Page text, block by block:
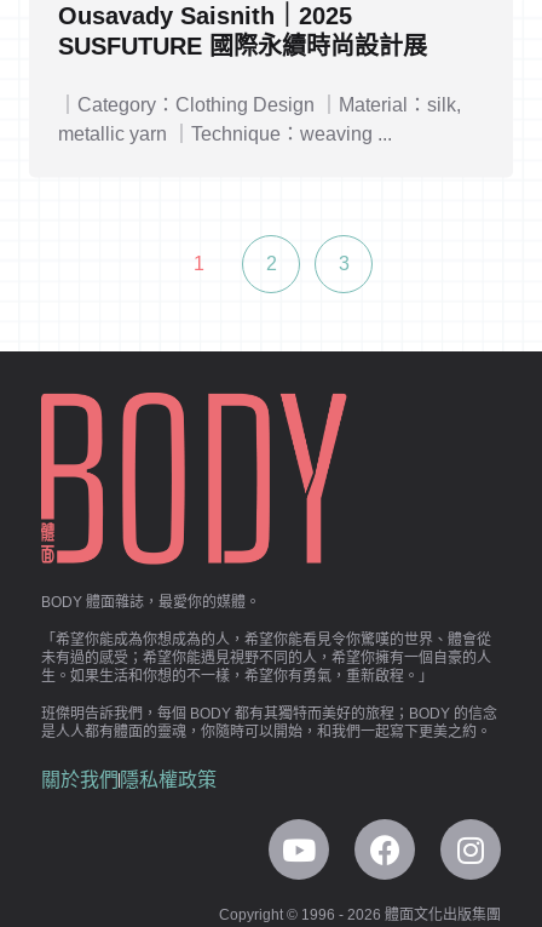
Ousavady Saisnith｜2025
SUSFUTURE 國際永續時尚設計展
｜Category：Clothing Design ｜Material：silk,
metallic yarn ｜Technique：weaving ...
1 2 3
BODY 體面雜誌，最愛你的媒體。
「希望你能成為你想成為的人，希望你能看見令你驚嘆的世界、體會從
未有過的感受；希望你能遇見視野不同的人，希望你擁有一個自豪的人
生。如果生活和你想的不一樣，希望你有勇氣，重新啟程。」
班傑明告訴我們，每個 BODY 都有其獨特而美好的旅程；BODY 的信念
是人人都有體面的靈魂，你隨時可以開始，和我們一起寫下更美之約。
關於我們 隱私權政策
Copyright © 1996 - 2026 體面文化出版集團